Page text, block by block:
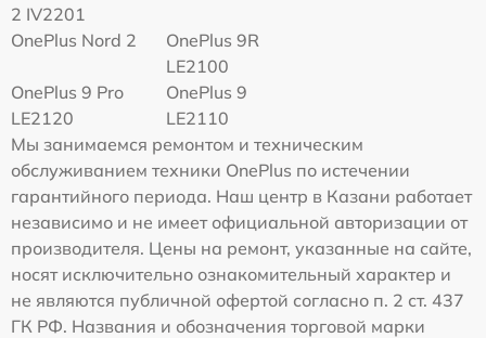
2 IV2201
OnePlus Nord 2
OnePlus 9R
LE2100
OnePlus 9 Pro
LE2120
OnePlus 9
LE2110
Мы занимаемся ремонтом и техническим
обслуживанием техники OnePlus по истечении
гарантийного периода. Наш центр в Казани работает
независимо и не имеет официальной авторизации от
производителя. Цены на ремонт, указанные на сайте,
носят исключительно ознакомительный характер и
не являются публичной офертой согласно п. 2 ст. 437
ГК РФ. Названия и обозначения торговой марки